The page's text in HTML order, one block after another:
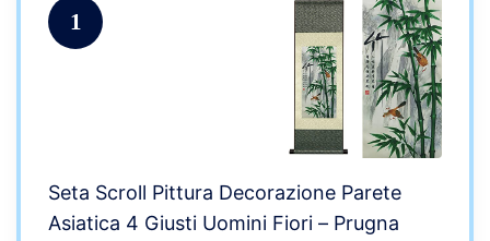
1
Seta Scroll Pittura Decorazione Parete
Asiatica 4 Giusti Uomini Fiori – Prugna